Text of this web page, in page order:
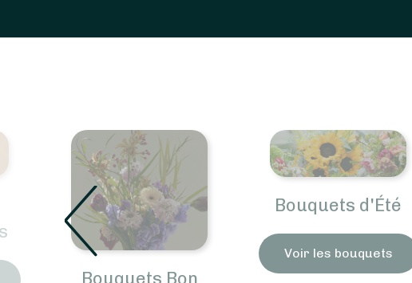
Bouquets Bon
Bouquets d'Été
Voir les bouquets